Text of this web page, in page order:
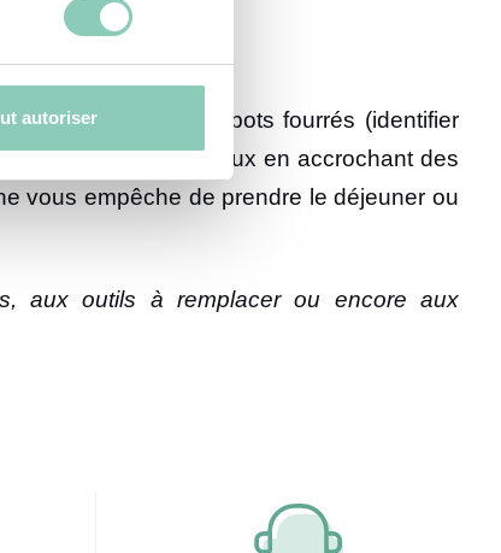
autoriser
produit) ou vos sabots fourrés (identifier
nourrir les oiseaux en accrochant des
vous empêche de prendre le déjeuner ou
aux outils à remplacer ou encore aux